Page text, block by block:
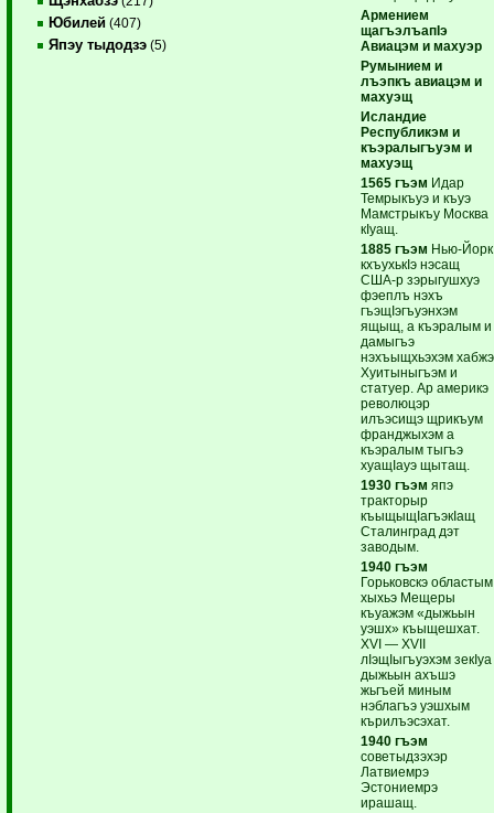
Юбилей (407)
Япэу тыдодзэ (5)
Армением
щагъэлъапIэ
Авиацэм и махуэр
Румынием и
лъэпкъ авиацэм и
махуэщ
Исландие
Республикэм и
къэралыгъуэм и
махуэщ
1565 гъэм Идар
Темрыкъуэ и къуэ
Мамстрыкъу Москва
кIуащ.
1885 гъэм Нью-Йорк
кхъухькIэ нэсащ
США-р зэрыгушхуэ
фэеплъ нэхъ
гъэщIэгъуэнхэм
ящыщ, а къэралым и
дамыгъэ
нэхъыщхьэхэм хабжэ
Хуитыныгъэм и
статуер. Ар америкэ
революцэр
илъэсищэ щрикъум
франджыхэм а
къэралым тыгъэ
хуащIауэ щытащ.
1930 гъэм япэ
тракторыр
къыщыщIагъэкIащ
Сталинград дэт
заводым.
1940 гъэм
Горьковскэ областым
хыхьэ Мещеры
къуажэм «дыжьын
уэшх» къыщешхат.
XVI — XVII
лIэщIыгъуэхэм зекIуа
дыжьын ахъшэ
жьгъей миным
нэблагъэ уэшхым
кърилъэсэхат.
1940 гъэм
советыдзэхэр
Латвиемрэ
Эстониемрэ
ирашащ.